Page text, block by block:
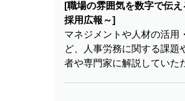
[職場の雰囲気を数字で伝
採用広報～]
マネジメントや人材の活用
ど、人事労務に関する課題
者や専門家に解説していた